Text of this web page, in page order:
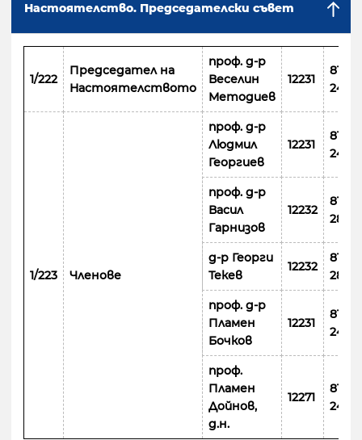
Настоятелство. Председателски съвет
1/222
Председател на
Настоятелството
проф. д-р
Веселин
Методиев
12231
8110
243
1/223 Членове
проф. д-р
Людмил
Георгиев
12231
8110
243
проф. д-р
Васил
Гарнизов
12232
8110
283
д-р Георги
Текев
12232
8110
283
проф. д-р
Пламен
Бочков
12231
8110
243
проф.
Пламен
Дойнов,
д.н.
12271
8110
247